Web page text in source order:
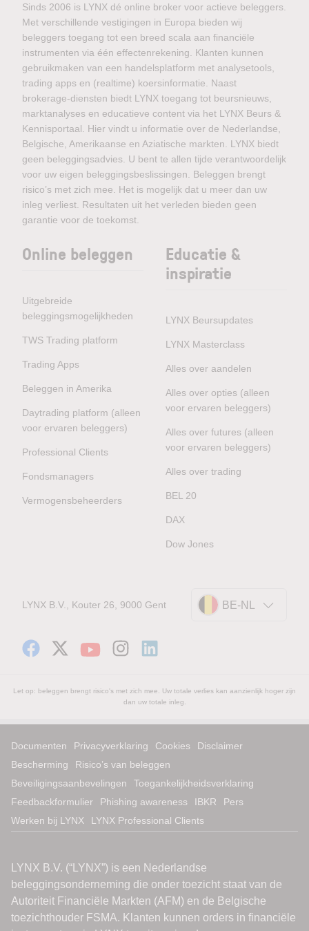
Sinds 2006 is LYNX dé online broker voor actieve beleggers.
Met verschillende vestigingen in Europa bieden wij
beleggers toegang tot een breed scala aan financiële
instrumenten via één effectenrekening. Klanten kunnen
gebruikmaken van een handelsplatform met analysetools,
trading apps en (realtime) koersinformatie. Naast
brokerage-diensten biedt LYNX toegang tot beursnieuws,
marktanalyses en educatieve content via het LYNX Beurs &
Kennisportaal. Hier vindt u informatie over de Nederlandse,
Belgische, Amerikaanse en Aziatische markten. LYNX biedt
geen beleggingsadvies. U bent te allen tijde verantwoordelijk
voor uw eigen beleggingsbeslissingen. Beleggen brengt
risico’s met zich mee. Het is mogelijk dat u meer dan uw
inleg verliest. Resultaten uit het verleden bieden geen
garantie voor de toekomst.
Online beleggen
Uitgebreide
beleggingsmogelijkheden
TWS Trading platform
Trading Apps
Beleggen in Amerika
Daytrading platform (alleen
voor ervaren beleggers)
Professional Clients
Fondsmanagers
Vermogensbeheerders
Educatie &
inspiratie
LYNX Beursupdates
LYNX Masterclass
Alles over aandelen
Alles over opties (alleen
voor ervaren beleggers)
Alles over futures (alleen
voor ervaren beleggers)
Alles over trading
BEL 20
DAX
Dow Jones
LYNX B.V., Kouter 26, 9000 Gent BE-NL
Let op: beleggen brengt risico's met zich mee. Uw totale verlies kan aanzienlijk hoger zijn
dan uw totale inleg.
Documenten Privacyverklaring Cookies
Disclaimer
Bescherming
Risico’s van beleggen
Beveiligingsaanbevelingen
Toegankelijkheidsverklaring
Feedbackformulier
Phishing awareness IBKR
Pers
Werken bij LYNX
LYNX Professional Clients